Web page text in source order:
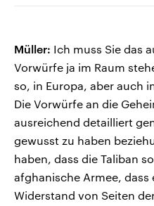
Müller: Ich muss Sie das
Vorwürfe ja im Raum
so, in Europa, aber auch
Die Vorwürfe an die
ausreichend detailliert
gewusst zu haben
haben, dass die Taliban
afghanische Armee, dass
Widerstand von Seiten